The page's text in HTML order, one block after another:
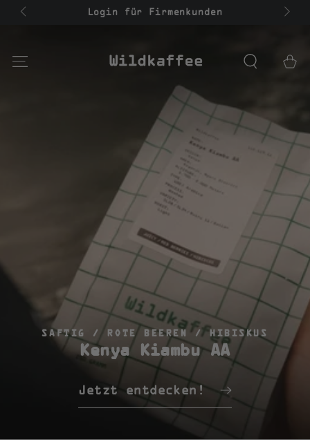
ZUM INHALT
SPRINGEN
85€ | Login für Firmenkunden
SAFTIG / ROTE BEEREN / HIBISKUS
Kenya Kiambu AA
Jetzt entdecken!